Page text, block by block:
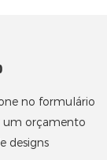
no formulário
um orçamento
designs